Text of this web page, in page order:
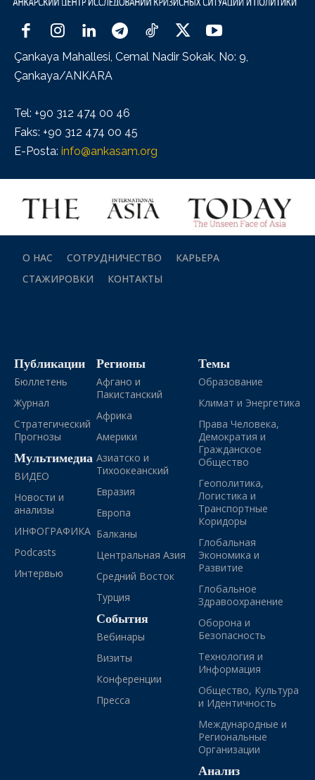
Çankaya Mahallesi, Cemal Nadir Sokak, No: 9,
Çankaya/ANKARA
Tel: +90 312 474 00 46
Faks: +90 312 474 00 45
E-Posta: info@ankasam.org
О НАС СОТРУДНИЧЕСТВО
КАРЬЕРА
СТАЖИРОВКИ
КОНТАКТЫ
Публикации
Бюллетень
Журнал
Стратегический
Прогнозы
Мультимедиа
ВИДЕО
Новости и
анализы
ИНФОГРАФИКА
Podcasts
Интервью
Регионы
Афгано и
Пакистанский
Африка
Америки
Азиатско и
Тихоокеанский
Евразия
Европа
Балканы
Центральная Азия
Средний Восток
Турция
События
Вебинары
Визиты
Конференции
Пресса
Темы
Образование
Климат и Энергетика
Права Человека,
Демократия и
Гражданское
Общество
Геополитика,
Логистика и
Транспортные
Коридоры
Глобальная
Экономика и
Развитие
Глобальное
Здравоохранение
Оборона и
Безопасность
Технология и
Информация
Общество, Культура
и Идентичность
Международные и
Региональные
Организации
Анализ